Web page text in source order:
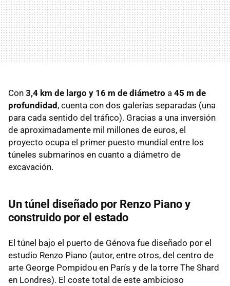
Con 3,4 km de largo y 16 m de diámetro a 45 m de
profundidad, cuenta con dos galerías separadas (una
para cada sentido del tráfico). Gracias a una inversión
de aproximadamente mil millones de euros, el
proyecto ocupa el primer puesto mundial entre los
túneles submarinos en cuanto a diámetro de
excavación.
Un túnel diseñado por Renzo Piano y
construido por el estado
El túnel bajo el puerto de Génova fue diseñado por el
estudio Renzo Piano (autor, entre otros, del centro de
arte George Pompidou en París y de la torre The Shard
en Londres). El coste total de este ambicioso